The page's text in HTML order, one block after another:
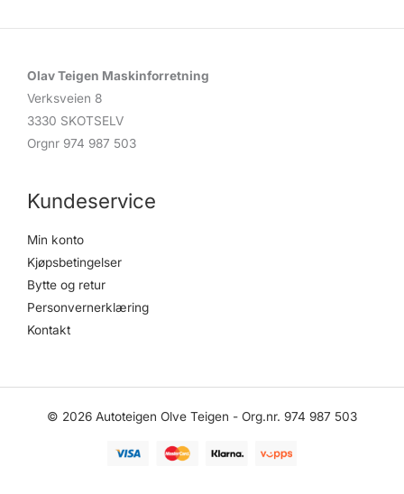
Olav Teigen Maskinforretning
Verksveien 8
3330 SKOTSELV
Orgnr 974 987 503
Kundeservice
Min konto
Kjøpsbetingelser
Bytte og retur
Personvernerklæring
Kontakt
© 2026 Autoteigen Olve Teigen - Org.nr. 974 987 503